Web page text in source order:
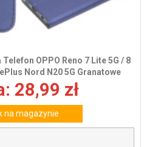
OPPO Reno 7 Lite 5G / 8
Nord N20 5G Granatowe
28,99 zł
na magazynie